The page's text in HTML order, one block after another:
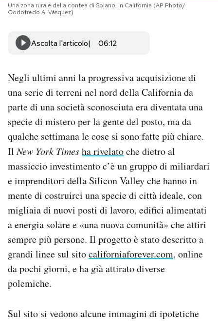
SHOP
CALENDARIO
AREA PERSONALE
Area Personale
Newsletter
Notifiche mobile
Regala il Post
Esci
Una zona rurale della contea di Solano, in California (AP Photo/
Godofredo A. Vásquez)
Ascolta l'articolo 06:12
Negli ultimi anni la progressiva acquisizione di
una serie di terreni nel nord della California da
parte di una società sconosciuta era diventata una
specie di mistero per la gente del posto, ma da
qualche settimana le cose si sono fatte più chiare.
IlNew York Timesha rivelatoche dietro al
massiccio investimento c’è un gruppo di miliardari
e imprenditori della Silicon Valley che hanno in
mente di costruirci una specie di città ideale, con
migliaia di nuovi posti di lavoro, edifici alimentati
a energia solare e «una nuova comunità» che attiri
sempre più persone. Il progetto è stato descritto a
grandi linee sul sitocaliforniaforever.com, online
da pochi giorni, e ha già attirato diverse
polemiche.
Sul sito si vedono alcune immagini di ipotetiche